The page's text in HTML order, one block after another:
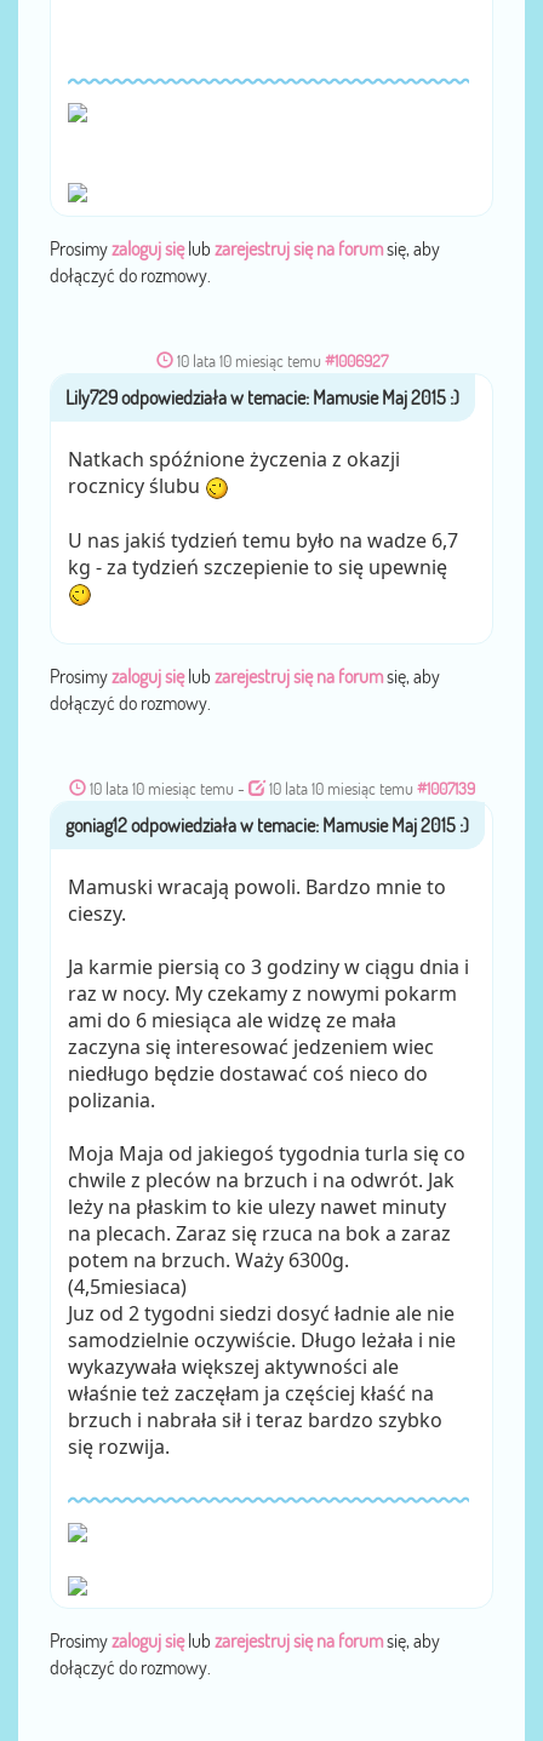
Prosimyzaloguj sięlub zarejestruj się na forumsię, aby
dołączyć do rozmowy.
10 lata 10 miesiąc temu #1006927
przezLily729
Natkach spóźnione życzenia z okazji
rocznicy ślubu
U nas jakiś tydzień temu było na wadze 6,7
kg - za tydzień szczepienie to się upewnię
Prosimyzaloguj sięlub zarejestruj się na forumsię, aby
dołączyć do rozmowy.
10 lata 10 miesiąc temu - 10 lata 10 miesiąc temu #1007139
przezgoniag12
Mamuski wracają powoli. Bardzo mnie to
cieszy.
Ja karmie piersią co 3 godziny w ciągu dnia i
raz w nocy. My czekamy z nowymi pokarm
ami do 6 miesiąca ale widzę ze mała
zaczyna się interesować jedzeniem wiec
niedługo będzie dostawać coś nieco do
polizania.
Moja Maja od jakiegoś tygodnia turla się co
chwile z pleców na brzuch i na odwrót. Jak
leży na płaskim to kie ulezy nawet minuty
na plecach. Zaraz się rzuca na bok a zaraz
potem na brzuch. Waży 6300g.
(4,5miesiaca)
Juz od 2 tygodni siedzi dosyć ładnie ale nie
samodzielnie oczywiście. Długo leżała i nie
wykazywała większej aktywności ale
właśnie też zaczęłam ja częściej kłaść na
brzuch i nabrała sił i teraz bardzo szybko
się rozwija.
Prosimyzaloguj sięlub zarejestruj się na forumsię, aby
dołączyć do rozmowy.